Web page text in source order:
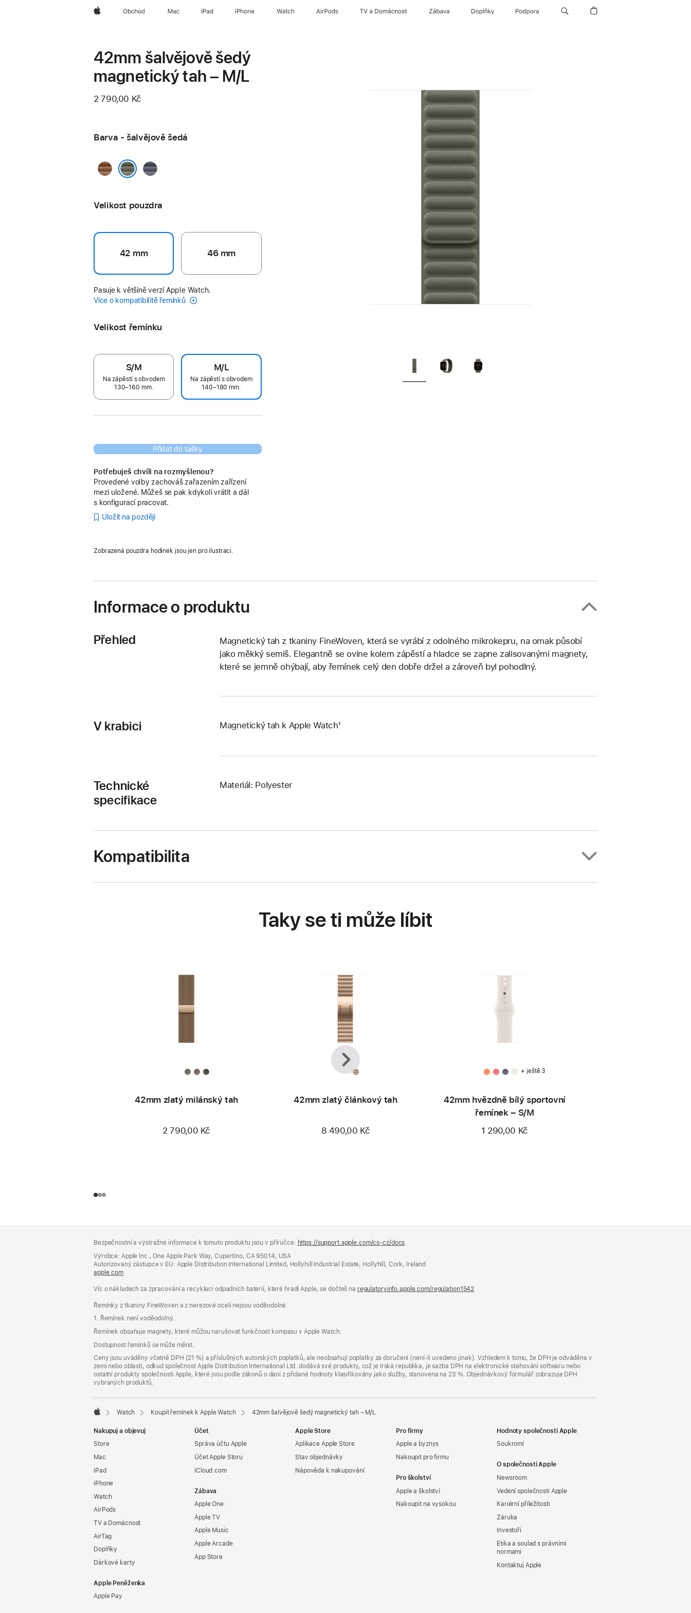
AppleObchod Mac iPad iPhone Watch AirPods TV a Domácnost Zábava Doplňky Podpora
42mm šalvějově šedý
magnetický tah – M/L
2 790,00 Kč
Barva - šalvějově šedá
karamelová námořnicky
Velikost pouzdra
42 mm 46 mm
Pasuje k většině verzí Apple Watch.
Více o kompatibilitě řemínků
Velikost řemínku
S/M
Na zápěstí s obvodem
130–160 mm.
M/L
Na zápěstí s obvodem
140–180 mm.
Přidat do tašky
Potřebuješ chvíli na rozmyšlenou?
Provedené volby zachováš zařazením zařízení
mezi uložené. Můžeš se pak kdykoli vrátit a dál
s konfigurací pracovat.
Uložit na později
Zobrazená pouzdra hodinek jsou jen pro ilustraci.
Informace o produktu
Přehled
Magnetický tah z tkaniny FineWoven, která se vyrábí z odolného mikrokepru, na omak působí
jako měkký semiš. Elegantně se ovine kolem zápěstí a hladce se zapne zalisovanými magnety,
které se jemně ohýbají, aby řemínek celý den dobře držel a zároveň byl pohodlný.
V krabici Magnetický tah k Apple Watch¹
Technické
specifikace
Materiál: Polyester
Kompatibilita
Taky se ti může líbit
42mm zlatý milánský tah
2 790,00 Kč
42mm zlatý článkový tah
8 490,00 Kč
+ ještě 3
42mm hvězdně bílý sportovní
řemínek – S/M
1 290,00 Kč
Předchozí
Další
Bezpečnostní a výstražné informace k tomuto produktu jsou v příručce: https://support.apple.com/cs-cz/docs
okně)
Výrobce: Apple Inc., One Apple Park Way, Cupertino, CA 95014, USA
Autorizovaný zástupce v EU: Apple Distribution International Limited, Hollyhill Industrial Estate, Hollyhill, Cork, Ireland
apple.com(otevře
v novém
Víc o nákladech za zpracování a recyklaci odpadních baterií, které hradí Apple, se dočteš na regulatoryinfo.apple.com/regulation1542
Řemínky z tkaniny FineWoven a z nerezové oceli nejsou voděodolné.
1. Řemínek není voděodolný.
Řemínek obsahuje magnety, které můžou narušovat funkčnost kompasu v Apple Watch.
Dostupnost řemínků se může měnit.
Ceny jsou uváděny včetně DPH (21 %) a příslušných autorských poplatků, ale neobsahují poplatky za doručení (není-li uvedeno jinak). Vzhledem k tomu, že DPH je odváděna v
zemi nebo oblasti, odkud společnost Apple Distribution International Ltd. dodává své produkty, což je Irská republika, je sazba DPH na elektronické stahování softwaru nebo
ostatní produkty společnosti Apple, které jsou podle zákonů o dani z přidané hodnoty klasifikovány jako služby, stanovena na 23 %. Objednávkový formulář zobrazuje DPH
vybraných produktů.
Watch Koupit řemínek k Apple Watch 42mm šalvějově šedý magnetický tah – M/L
Nakupuj a objevuj
Store
Mac
iPad
iPhone
Watch
AirPods
TV a Domácnost
AirTag
Doplňky
Dárkové karty
Apple Peněženka
Apple Pay
Účet
Správa účtu Apple
Účet Apple Storu
iCloud.com
Zábava
Apple One
Apple TV
Apple Music
Apple Arcade
App Store
Apple Store
Aplikace Apple Store
Stav objednávky
Nápověda k nakupování
Pro firmy
Apple a byznys
Nakoupit pro firmu
Pro školství
Apple a školství
Nakoupit na vysokou
Hodnoty společnosti Apple
Soukromí
O společnosti Apple
Newsroom
Vedení společnosti Apple
Kariérní příležitosti
Záruka
Investoři
Etika a soulad s právními
normami
Kontaktuj Apple